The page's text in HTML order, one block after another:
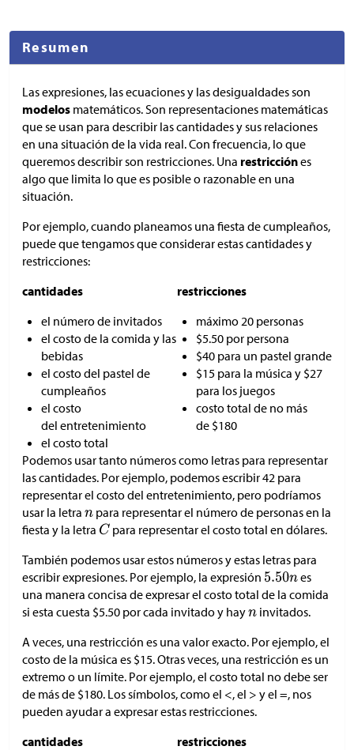
Resumen
Las expresiones, las ecuaciones y las desigualdades son
modelos matemáticos. Son representaciones matemáticas
que se usan para describir las cantidades y sus relaciones
en una situación de la vida real. Con frecuencia, lo que
queremos describir son restricciones. Una restricciónes
algo que limita lo que es posible o razonable en una
situación.
Por ejemplo, cuando planeamos una fiesta de cumpleaños,
puede que tengamos que considerar estas cantidades y
restricciones:
cantidades
el número de invitados
el costo de la comida y las
bebidas
el costo del pastel de
cumpleaños
el costo
del entretenimiento
el costo total
restricciones
máximo 20 personas
$5.50 por persona
$40 para un pastel grande
$15 para la música y $27
para los juegos
costo total de ​​​​no más
de $180
Podemos usar tanto números como letras para representar
las cantidades. Por ejemplo, podemos escribir 42 para
representar el costo del entretenimiento, pero podríamos
usar la letra
para representar el número de personas en la
fiesta y la letra
para representar el costo total en dólares.
También podemos usar estos números y estas letras para
escribir expresiones. Por ejemplo, la expresión
es
una manera concisa de expresar el costo total de la comida
si esta cuesta $5.50 por cada invitado y hay
invitados.
A veces, una restricción es una valor exacto. Por ejemplo, el
costo de la música es $15. Otras veces, una restricción es un
extremo o un límite. Por ejemplo, el costo total no debe ser
de más de $180. Los símbolos, como el <, el > y el =, nos
pueden ayudar a expresar estas restricciones.
cantidades
restricciones